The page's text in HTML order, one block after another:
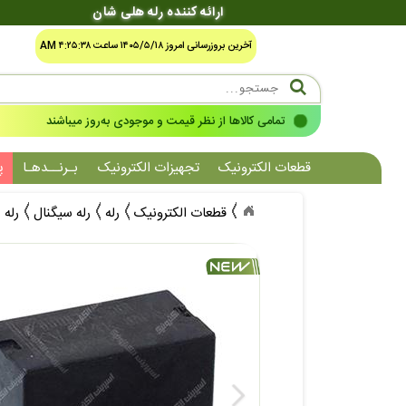
ارائه کننده رله هلی شان
آخرین بروزرسانی امروز ۱۴۰۵/۵/۱۸ ساعت ۴:۲۵:۳۸ AM
تمامی کالاها از نظر قیمت و موجودی به‌روز میباشند
قطعات الکترونیک تجهیزات الکترونیک بـرنــدهـا
قطعات الکترونیک
رله رله سیگنال